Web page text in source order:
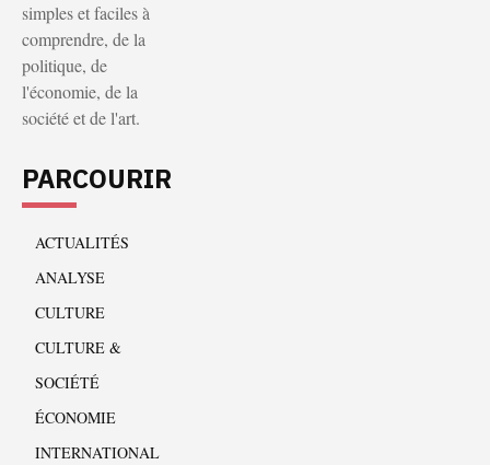
simples et faciles à
comprendre, de la
politique, de
l'économie, de la
société et de l'art.
PARCOURIR
ACTUALITÉS
ANALYSE
CULTURE
CULTURE &
SOCIÉTÉ
ÉCONOMIE
INTERNATIONAL